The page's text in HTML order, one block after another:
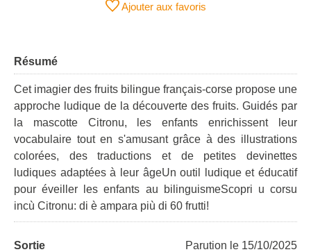
Ajouter aux favoris
Résumé
Cet imagier des fruits bilingue français-corse propose une
approche ludique de la découverte des fruits. Guidés par
la mascotte Citronu, les enfants enrichissent leur
vocabulaire tout en s'amusant grâce à des illustrations
colorées, des traductions et de petites devinettes
ludiques adaptées à leur âgeUn outil ludique et éducatif
pour éveiller les enfants au bilinguismeScopri u corsu
incù Citronu: di è ampara più di 60 frutti!
Sortie
Parution le 15/10/2025